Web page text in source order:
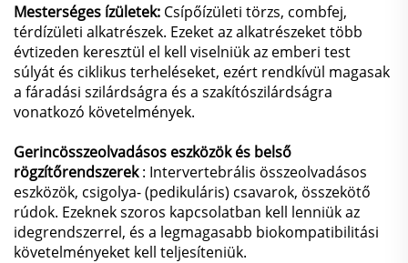
Mesterséges ízületek: Csípőízületi törzs, combfej,
térdízületi alkatrészek. Ezeket az alkatrészeket több
évtizeden keresztül el kell viselniük az emberi test
súlyát és ciklikus terheléseket, ezért rendkívül magasak
a fáradási szilárdságra és a szakítószilárdságra
vonatkozó követelmények.
Gerincösszeolvadásos eszközök és belső
rögzítőrendszerek: Intervertebrális összeolvadásos
eszközök, csigolya- (pedikuláris) csavarok, összekötő
rúdok. Ezeknek szoros kapcsolatban kell lenniük az
idegrendszerrel, és a legmagasabb biokompatibilitási
követelményeket kell teljesíteniük.